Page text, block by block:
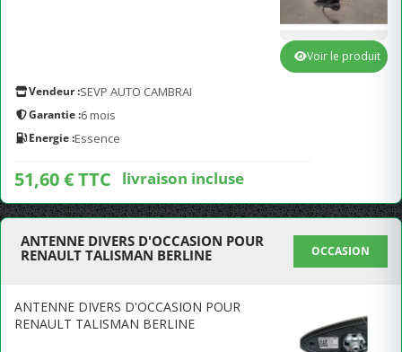
Vendeur :SEVP AUTO CAMBRAI
Garantie :6 mois
Energie :Essence
51,60 € TTC livraison incluse
Voir le produit
ANTENNE DIVERS D'OCCASION POUR
RENAULT TALISMAN BERLINE
OCCASION
ANTENNE DIVERS D'OCCASION POUR
RENAULT TALISMAN BERLINE